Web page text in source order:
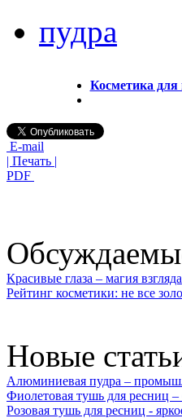
пудра
Косметика
E-mail
| Печать |
PDF
Красивые глаза – магия взгляда
Рейтинг косметики: не все
Новые
Алюминиевая пудра –
Фиолетовая тушь для ресниц –
Розовая тушь для ресниц -